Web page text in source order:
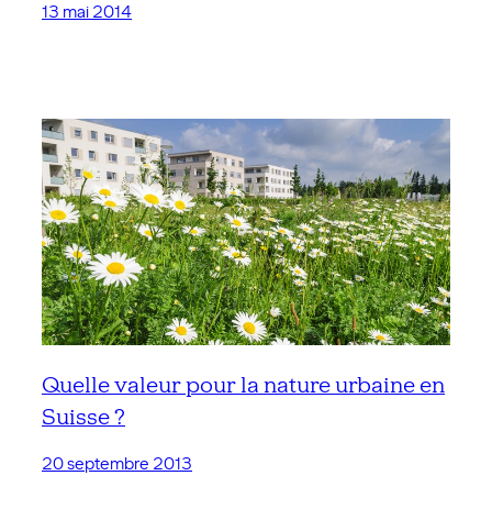
13 mai 2014
Quelle valeur pour la nature urbaine en
Suisse ?
20 septembre 2013